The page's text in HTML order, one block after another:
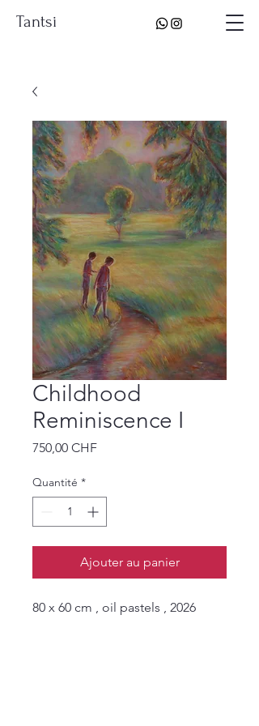
Tantsi
Childhood
Reminiscence I
750,00 CHFPrix
Quantité *
Ajouter au panier
80 x 60 cm , oil pastels , 2026